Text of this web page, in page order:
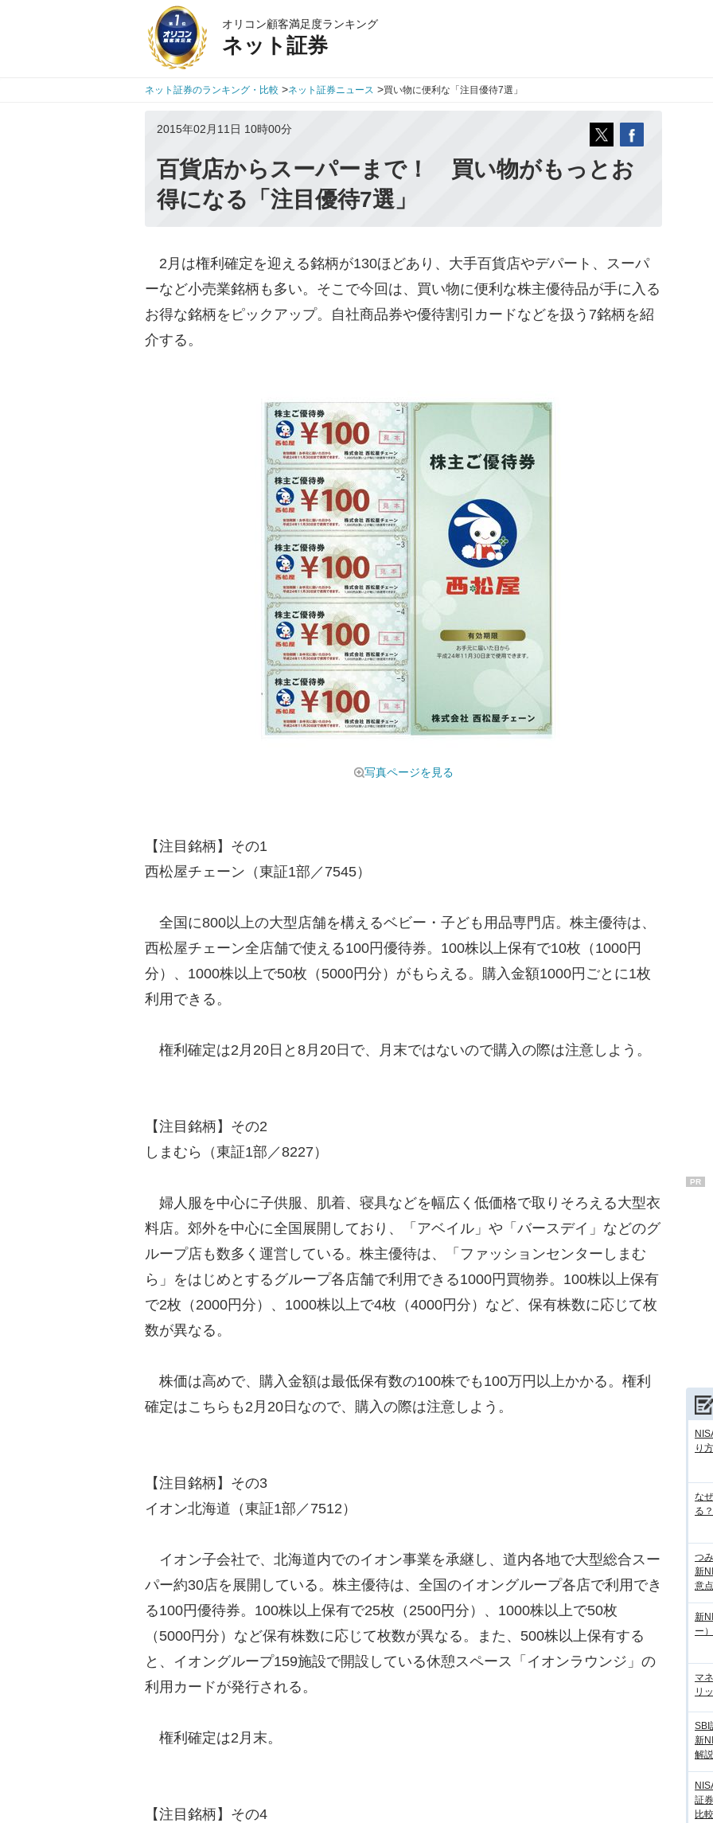
オリコン顧客満足度ランキング
ネット証券
ネット証券のランキング・比較 >ネット証券ニュース >買い物に便利な「注目優待7選」
2015年02月11日 10時00分
百貨店からスーパーまで！ 買い物がもっとお
得になる「注目優待7選」
2月は権利確定を迎える銘柄が130ほどあり、大手百貨店やデパート、スーパ
ーなど小売業銘柄も多い。そこで今回は、買い物に便利な株主優待品が手に入る
お得な銘柄をピックアップ。自社商品券や優待割引カードなどを扱う7銘柄を紹
介する。
写真ページを見る
【注目銘柄】その1
西松屋チェーン（東証1部／7545）
全国に800以上の大型店舗を構えるベビー・子ども用品専門店。株主優待は、
西松屋チェーン全店舗で使える100円優待券。100株以上保有で10枚（1000円
分）、1000株以上で50枚（5000円分）がもらえる。購入金額1000円ごとに1枚
利用できる。
権利確定は2月20日と8月20日で、月末ではないので購入の際は注意しよう。
【注目銘柄】その2
しまむら（東証1部／8227）
婦人服を中心に子供服、肌着、寝具などを幅広く低価格で取りそろえる大型衣
料店。郊外を中心に全国展開しており、「アベイル」や「バースデイ」などのグ
ループ店も数多く運営している。株主優待は、「ファッションセンターしまむ
ら」をはじめとするグループ各店舗で利用できる1000円買物券。100株以上保有
で2枚（2000円分）、1000株以上で4枚（4000円分）など、保有株数に応じて枚
数が異なる。
株価は高めで、購入金額は最低保有数の100株でも100万円以上かかる。権利
確定はこちらも2月20日なので、購入の際は注意しよう。
【注目銘柄】その3
イオン北海道（東証1部／7512）
イオン子会社で、北海道内でのイオン事業を承継し、道内各地で大型総合スー
パー約30店を展開している。株主優待は、全国のイオングループ各店で利用でき
る100円優待券。100株以上保有で25枚（2500円分）、1000株以上で50枚
（5000円分）など保有株数に応じて枚数が異なる。また、500株以上保有する
と、イオングループ159施設で開設している休憩スペース「イオンラウンジ」の
利用カードが発行される。
権利確定は2月末。
【注目銘柄】その4
PR
り
な
る
つ
新
意点
新
ー
マ
リ
SBI
新
解説
証
比較